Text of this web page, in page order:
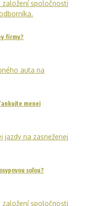
firmy?
menej
soľou?